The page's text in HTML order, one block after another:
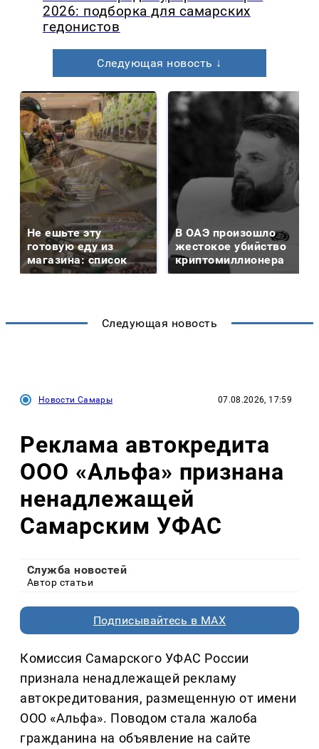
2026: подборка для самарских
гедонистов
Следующая новость ↓
Не ешьте эту
готовую еду из
магазина: список
В ОАЭ произошло
жестокое убийство
криптомиллионера
Следующая новость
Новости Самары 07.08.2026, 17:59
Реклама автокредита
ООО «Альфа» признана
ненадлежащей
Самарским УФАС
Служба новостей
Автор статьи
Подписывайтесь в MAX
Комиссия Самарского УФАС России
признала ненадлежащей рекламу
автокредитования, размещенную от имени
ООО «Альфа». Поводом стала жалоба
гражданина на объявление на сайте